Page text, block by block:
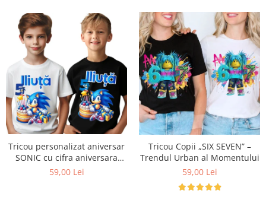
Tricou personalizat aniversar
SONIC cu cifra aniversara
TAS101
59,00 Lei
Tricou Copii „SIX SEVEN” –
Trendul Urban al Momentului
59,00 Lei